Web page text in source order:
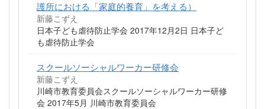
護所における「家庭的養育」を考える）
新藤こずえ
日本子ども虐待防止学会 2017年12月2日 日本子ど
も虐待防止学会
スクールソーシャルワーカー研修会
新藤こずえ
川崎市教育委員会スクールソーシャルワーカー研修
会 2017年5月 川崎市教育委員会